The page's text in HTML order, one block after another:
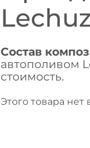
Состав
автополивом
стоимость.
Этого товара нет